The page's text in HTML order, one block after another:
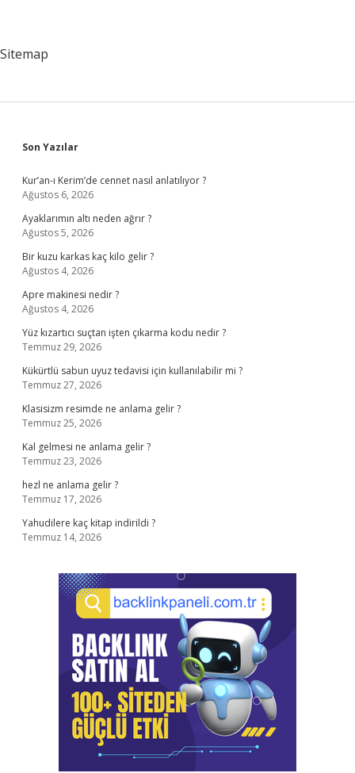
Sitemap
Sidebar
Son Yazılar
Kur’an-ı Kerim’de cennet nasıl anlatılıyor ?
Ağustos 6, 2026
Ayaklarımın altı neden ağrır ?
Ağustos 5, 2026
Bir kuzu karkas kaç kilo gelir ?
Ağustos 4, 2026
Apre makinesi nedir ?
Ağustos 4, 2026
Yüz kızartıcı suçtan işten çıkarma kodu nedir ?
Temmuz 29, 2026
Kükürtlü sabun uyuz tedavisi için kullanılabilir mi ?
Temmuz 27, 2026
Klasisizm resimde ne anlama gelir ?
Temmuz 25, 2026
Kal gelmesi ne anlama gelir ?
Temmuz 23, 2026
hezl ne anlama gelir ?
Temmuz 17, 2026
Yahudilere kaç kitap indirildi ?
Temmuz 14, 2026